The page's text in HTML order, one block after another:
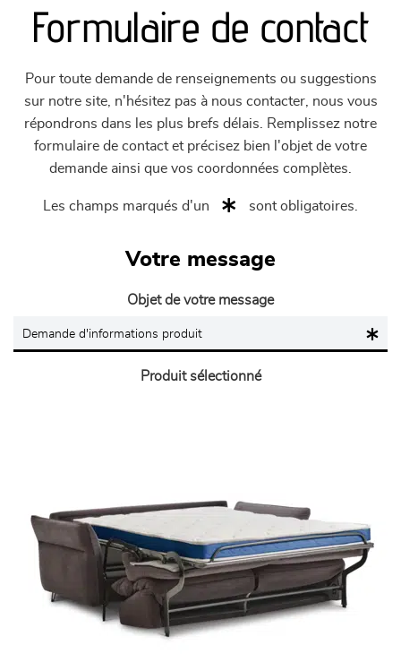
Formulaire de contact
Pour toute demande de renseignements ou suggestions
sur notre site, n'hésitez pas à nous contacter, nous vous
répondrons dans les plus brefs délais. Remplissez notre
formulaire de contact et précisez bien l'objet de votre
demande ainsi que vos coordonnées complètes.
Les champs marqués d'un sont obligatoires.
Votre message
Objet de votre message
Produit sélectionné